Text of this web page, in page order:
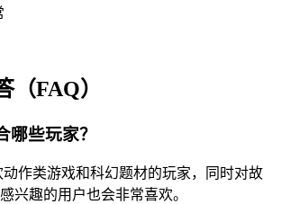
（FAQ）
哪些玩家？
作类游戏和科幻题材的玩家，同时对故
兴趣的用户也会非常喜欢。